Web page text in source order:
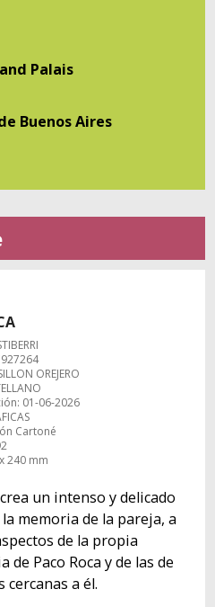
Palais
Buenos Aires
OREJERO
01-06-2026
Cartoné
240 mm
un intenso y delicado
memoria de la pareja, a
de la propia
de Paco Roca y de las de
cercanas a él.